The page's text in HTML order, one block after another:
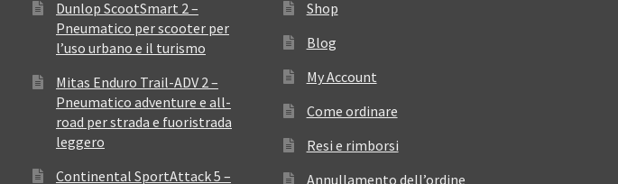
Dunlop ScootSmart 2 –
Pneumatico per scooter per
l’uso urbano e il turismo
Mitas Enduro Trail-ADV 2 –
Pneumatico adventure e all-
road per strada e fuoristrada
leggero
Continental SportAttack 5 –
Shop
Blog
My Account
Come ordinare
Resi e rimborsi
Annullamento dell’ordine